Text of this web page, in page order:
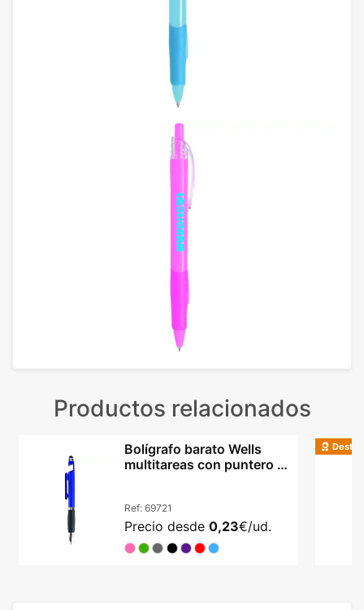
Productos relacionados
Bolígrafo barato Wells
multitareas con puntero y
Ref: 69721
Precio desde 0,23€/ud.